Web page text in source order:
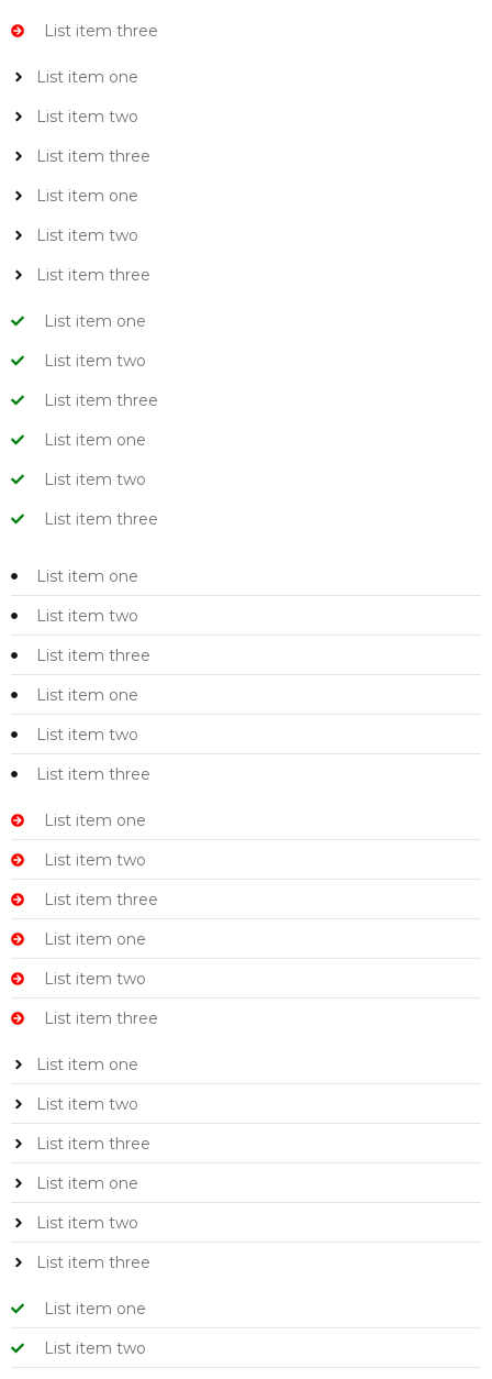
List item three
List item one
List item two
List item three
List item one
List item two
List item three
List item one
List item two
List item three
List item one
List item two
List item three
List item one
List item two
List item three
List item one
List item two
List item three
List item one
List item two
List item three
List item one
List item two
List item three
List item one
List item two
List item three
List item one
List item two
List item three
List item one
List item two